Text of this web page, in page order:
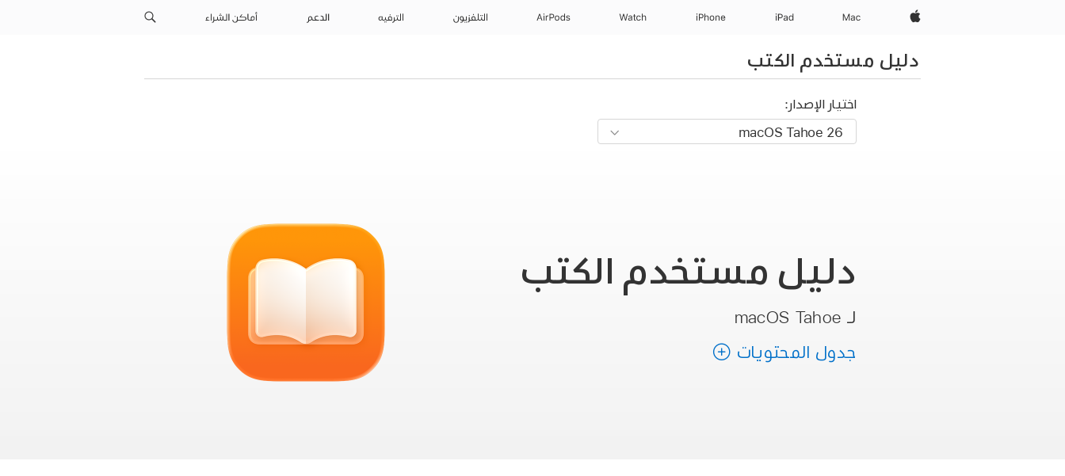
Apple‏
Mac
iPad‏
iPhone
Watch
AirPods التلفزيون الترفيه الدعم أماكن الشراء
دليل مستخدم الكتب
اختيار الإصدار:
دليل مستخدم الكتب
لـ macOS Tahoe
جدول المحتويات